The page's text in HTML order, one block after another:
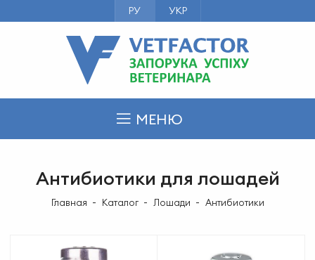
РУ УКР
МЕНЮ
Антибиотики для лошадей
Главная Каталог Лошади Антибиотики